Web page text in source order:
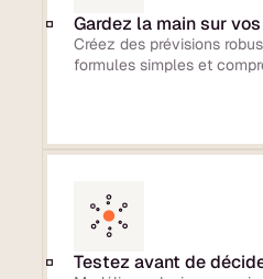
Gardez la main sur
Créez des prévisions
formules simples et
Testez avant de